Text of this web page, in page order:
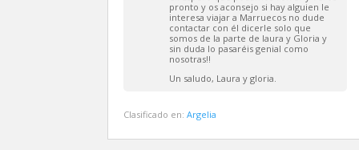
pronto y os aconsejo si hay alguien le
interesa viajar a Marruecos no dude
contactar con él dicerle solo que
somos de la parte de laura y Gloria y
sin duda lo pasaréis genial como
nosotras!!
Un saludo, Laura y gloria.
Clasificado en:Argelia